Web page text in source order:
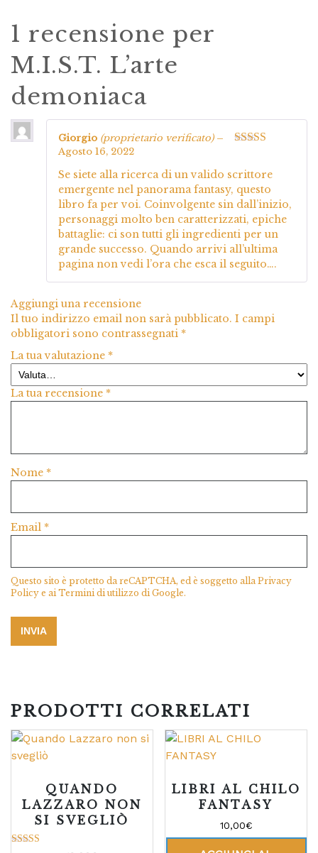
1 recensione per
M.I.S.T. L’arte
demoniaca
Giorgio (proprietario verificato) –
Agosto 16, 2022
Se siete alla ricerca di un valido scrittore
emergente nel panorama fantasy, questo
libro fa per voi. Coinvolgente sin dall’inizio,
personaggi molto ben caratterizzati, epiche
battaglie: ci son tutti gli ingredienti per un
grande successo. Quando arrivi all’ultima
pagina non vedi l’ora che esca il seguito….
Aggiungi una recensione
Il tuo indirizzo email non sarà pubblicato. I campi
obbligatori sono contrassegnati *
La tua valutazione *
La tua recensione *
Nome *
Email *
Questo sito è protetto da reCAPTCHA, ed è soggetto allaPrivacy
Policy e aiTermini di utilizzo di Google.
PRODOTTI CORRELATI
QUANDO
LAZZARO NON
SI SVEGLIÒ
LIBRI AL CHILO
FANTASY
10,00€